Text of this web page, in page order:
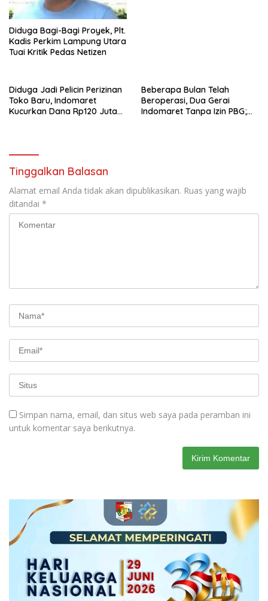
Diduga Bagi-Bagi Proyek, Plt.
Kadis Perkim Lampung Utara
Tuai Kritik Pedas Netizen
‎Diduga Jadi Pelicin Perizinan
Toko Baru, Indomaret
Kucurkan Dana Rp120 Juta
Beberapa Bulan Telah
Beroperasi, Dua Gerai
Indomaret Tanpa Izin PBG;
Tinggalkan Balasan
Alamat email Anda tidak akan dipublikasikan. Ruas yang wajib
ditandai *
Simpan nama, email, dan situs web saya pada peramban ini
untuk komentar saya berikutnya.